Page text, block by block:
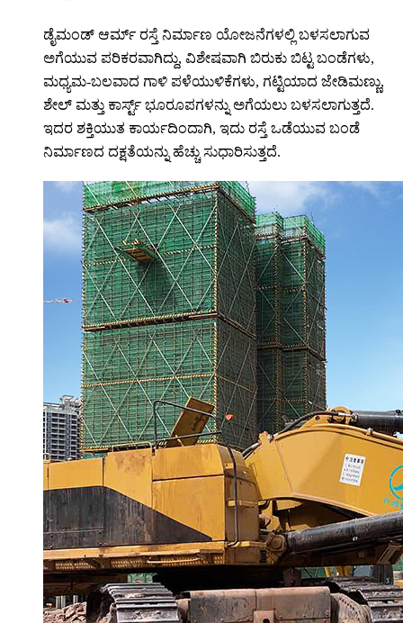
ಡೈಮಂಡ್ ಆರ್ಮ್ ರಸ್ತೆ ನಿರ್ಮಾಣ ಯೋಜನೆಗಳಲ್ಲಿ ಬಳಸಲಾಗುವ
ಅಗೆಯುವ ಪರಿಕರವಾಗಿದ್ದು, ವಿಶೇಷವಾಗಿ ಬಿರುಕು ಬಿಟ್ಟ ಬಂಡೆಗಳು,
ಮಧ್ಯಮ-ಬಲವಾದ ಗಾಳಿ ಪಳೆಯುಳಿಕೆಗಳು, ಗಟ್ಟಿಯಾದ ಜೇಡಿಮಣ್ಣು,
ಶೇಲ್ ಮತ್ತು ಕಾರ್ಸ್ಟ್ ಭೂರೂಪಗಳನ್ನು ಅಗೆಯಲು ಬಳಸಲಾಗುತ್ತದೆ.
ಇದರ ಶಕ್ತಿಯುತ ಕಾರ್ಯದಿಂದಾಗಿ, ಇದು ರಸ್ತೆ ಒಡೆಯುವ ಬಂಡೆ
ನಿರ್ಮಾಣದ ದಕ್ಷತೆಯನ್ನು ಹೆಚ್ಚು ಸುಧಾರಿಸುತ್ತದೆ.